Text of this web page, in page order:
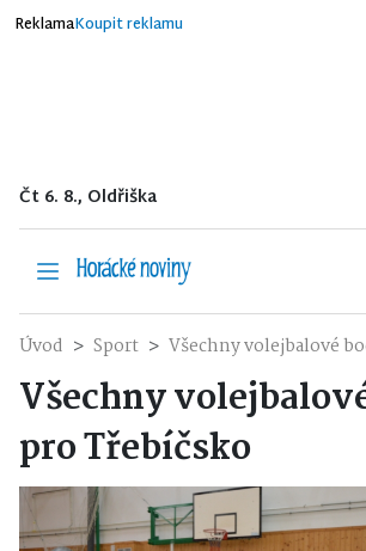
ReklamaKoupit reklamu
Čt 6. 8., Oldřiška
Úvod Sport Všechny volejbalové
Všechny
pro Třebíčsko